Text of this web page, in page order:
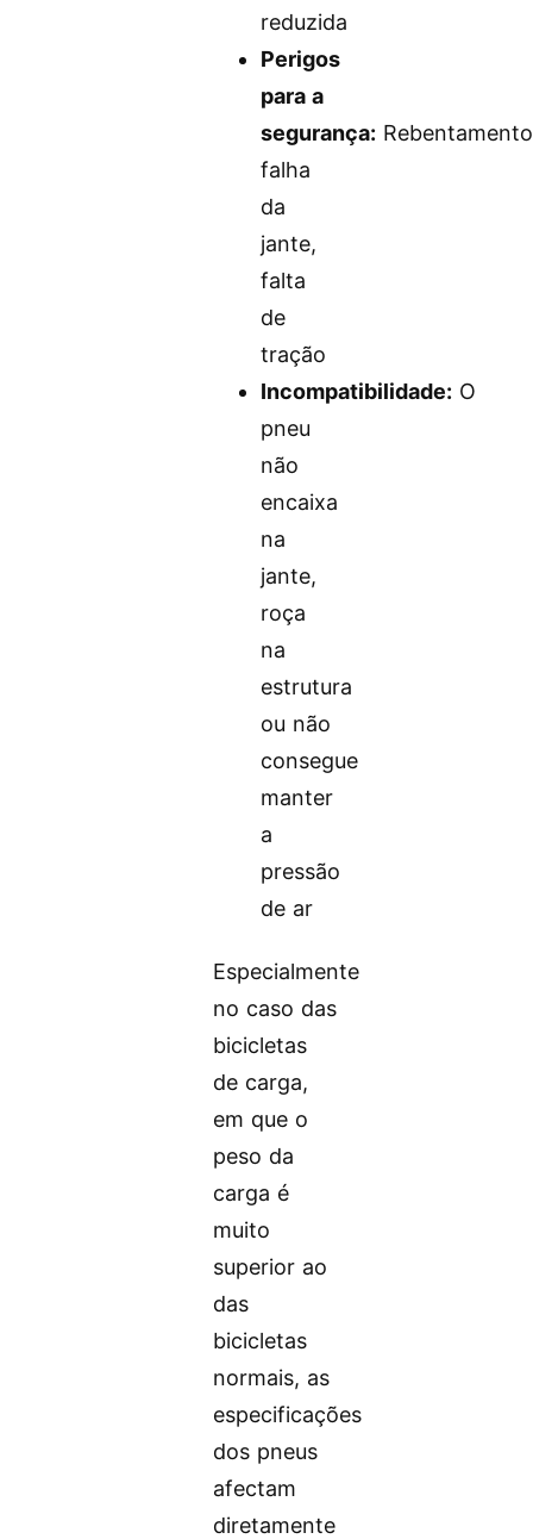
reduzida
Perigos
para a
segurança:
falha
da
jante,
falta
de
tração
Incompatibilidade: O
pneu
não
encaixa
na
jante,
roça
na
estrutura
ou não
consegue
manter
a
pressão
de ar
Especialmente
no caso das
bicicletas
de carga,
em que o
peso da
carga é
muito
superior ao
das
bicicletas
normais, as
especificações
dos pneus
afectam
diretamente